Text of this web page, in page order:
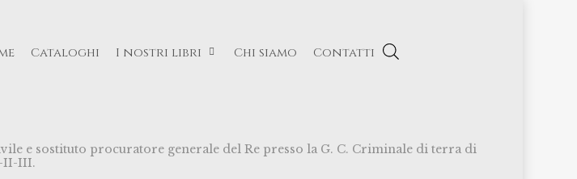
Cataloghi I nostri libri Chi siamo Contatti
e sostituto procuratore generale del Re presso la G. C. Criminale di terra di
II-III.